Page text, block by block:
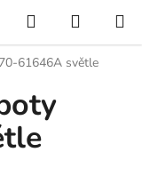
Hledat
KOŠÍK
61646A světle